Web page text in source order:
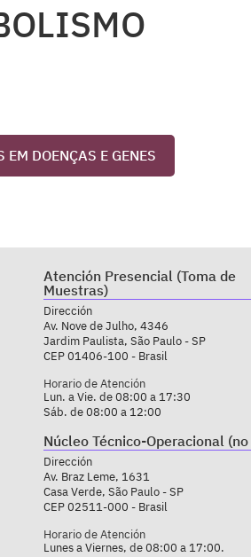
DOENÇAS E GENES
Atención Presencial (Toma de
Muestras)
Dirección
Av. Nove de Julho, 4346
Jardim Paulista, São Paulo - SP
CEP 01406-100 - Brasil
Horario de Atención
Lun. a Vie. de 08:00 a 17:30
Sáb. de 08:00 a 12:00
Núcleo Técnico-Operacional
Dirección
Av. Braz Leme, 1631
Casa Verde, São Paulo - SP
CEP 02511-000 - Brasil
Horario de Atención
Lunes a Viernes, de 08:00 a 17:00.